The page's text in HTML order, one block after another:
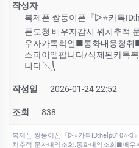
작성자
복제폰 쌍둥이폰『▷⭐카톡
폰도청 배우자감시 위치추적
우자카톡확인■통화내용청
스파이앱팝니다/삭제된카톡
니다 ╲⎝
작성일 2026-01-24 22:52
조회 838
복제폰 쌍둥이폰『▷⭐카톡ID:help010⭐◁
치추적 문자내역조회.통화내역조회■배